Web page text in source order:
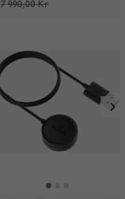
7 990,00 Kr